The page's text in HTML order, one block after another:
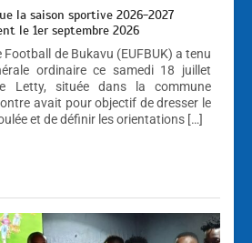
la saison sportive 2026-2027
le 1er septembre 2026
Football de Bukavu (EUFBUK) a tenu
ordinaire ce samedi 18 juillet
Letty, située dans la commune
avait pour objectif de dresser le
et de définir les orientations […]